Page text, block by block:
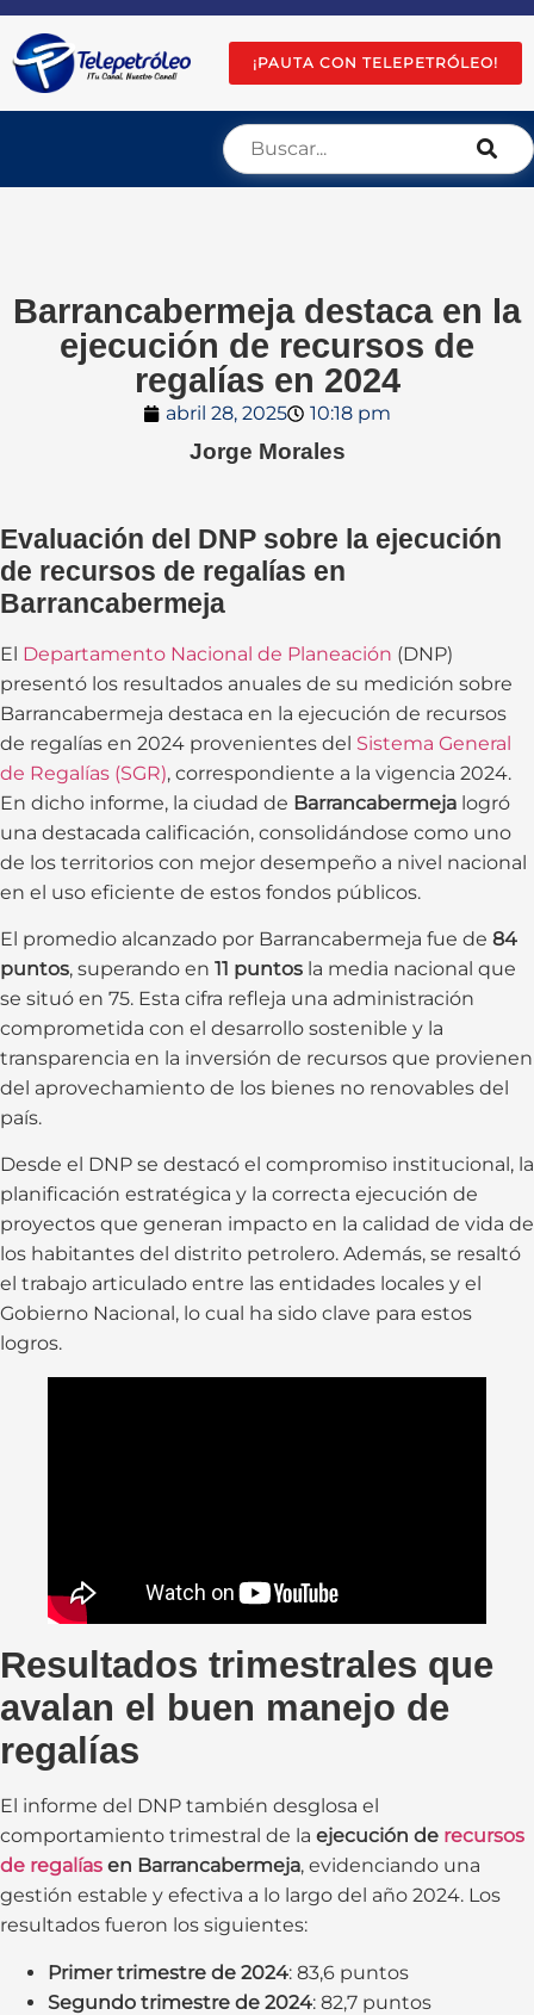
¡PAUTA CON TELEPETRÓLEO!
Barrancabermeja destaca en la
ejecución de recursos de
regalías en 2024
abril 28, 2025 10:18 pm
Jorge Morales
Evaluación del DNP sobre la ejecución
de recursos de regalías en
Barrancabermeja
El Departamento Nacional de Planeación (DNP)
presentó los resultados anuales de su medición sobre
Barrancabermeja destaca en la ejecución de recursos
de regalías en 2024 provenientes del Sistema General
de Regalías (SGR), correspondiente a la vigencia 2024.
En dicho informe, la ciudad de Barrancabermeja logró
una destacada calificación, consolidándose como uno
de los territorios con mejor desempeño a nivel nacional
en el uso eficiente de estos fondos públicos.
El promedio alcanzado por Barrancabermeja fue de 84
puntos, superando en 11 puntos la media nacional que
se situó en 75. Esta cifra refleja una administración
comprometida con el desarrollo sostenible y la
transparencia en la inversión de recursos que provienen
del aprovechamiento de los bienes no renovables del
país.
Desde el DNP se destacó el compromiso institucional, la
planificación estratégica y la correcta ejecución de
proyectos que generan impacto en la calidad de vida de
los habitantes del distrito petrolero. Además, se resaltó
el trabajo articulado entre las entidades locales y el
Gobierno Nacional, lo cual ha sido clave para estos
logros.
Resultados trimestrales que
avalan el buen manejo de
regalías
El informe del DNP también desglosa el
comportamiento trimestral de la ejecución de recursos
de regalías en Barrancabermeja, evidenciando una
gestión estable y efectiva a lo largo del año 2024. Los
resultados fueron los siguientes:
Primer trimestre de 2024: 83,6 puntos
Segundo trimestre de 2024: 82,7 puntos